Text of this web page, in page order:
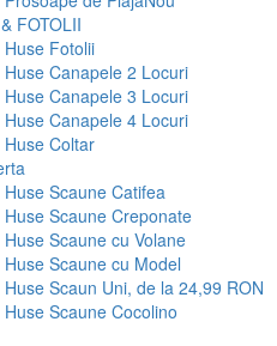
FOTOLII
Huse Fotolii
Huse Canapele 2 Locuri
Huse Canapele 3 Locuri
Huse Canapele 4 Locuri
Huse Coltar
Huse Scaune Catifea
Huse Scaune Creponate
Huse Scaune cu Volane
Huse Scaune cu Model
Huse Scaun Uni, de la 24,99 RON
Huse Scaune Cocolino